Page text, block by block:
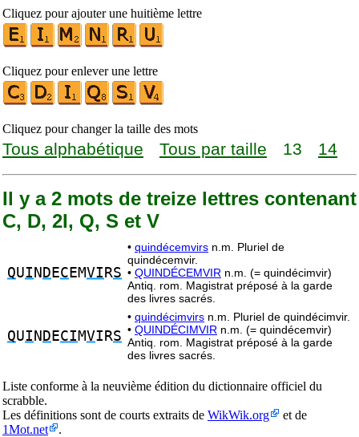
Cliquez pour ajouter une huitième lettre
Cliquez pour enlever une lettre
Cliquez pour changer la taille des mots
Tous alphabétique Tous par taille 13 14
Il y a 2 mots de treize lettres contenant
C, D, 2I, Q, S et V
QUI N D EC EMVI RS
• quindécemvirs n.m. Pluriel de
quindécemvir.
• QUINDÉCEMVIR n.m. (= quindécimvir)
Antiq. rom. Magistrat préposé à la garde
des livres sacrés.
QUI N D ECI MVIRS
• quindécimvirs n.m. Pluriel de quindécimvir.
• QUINDÉCIMVIR n.m. (= quindécemvir)
Antiq. rom. Magistrat préposé à la garde
des livres sacrés.
Liste conforme à la neuvième édition du dictionnaire officiel du
scrabble.
Les définitions sont de courts extraits de WikWik.org
et de
1Mot.net
.